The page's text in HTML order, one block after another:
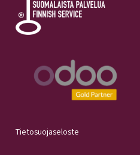
Tietosuojaseloste